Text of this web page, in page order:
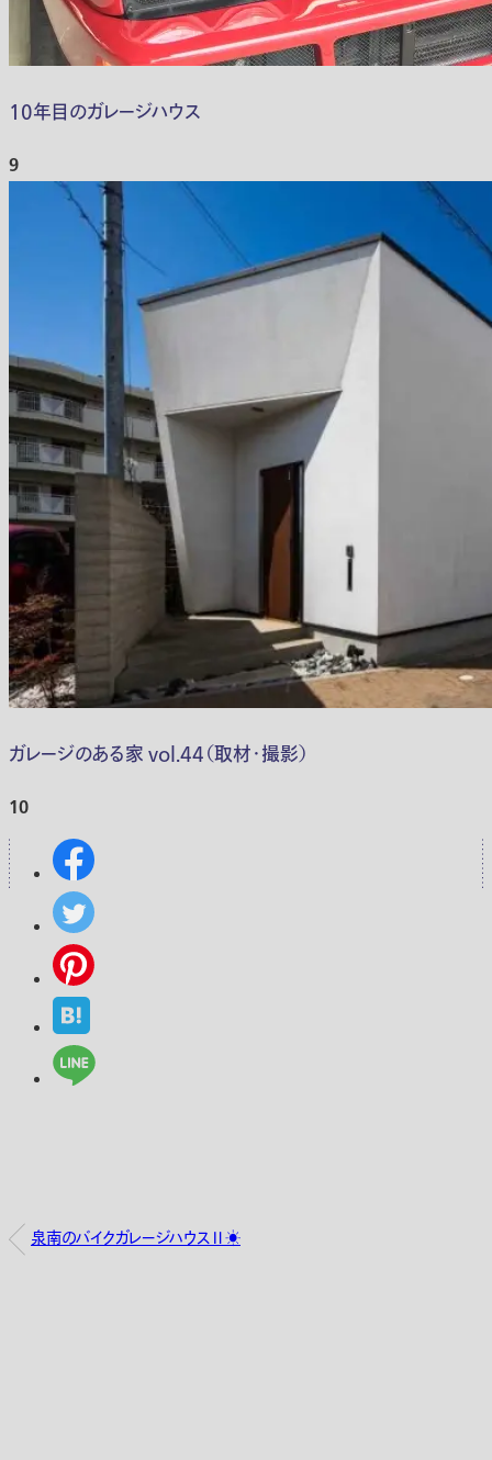
10年目のガレージハウス
9
ガレージのある家 vol.44（取材・撮影）
10
泉南のバイクガレージハウスⅡ☀